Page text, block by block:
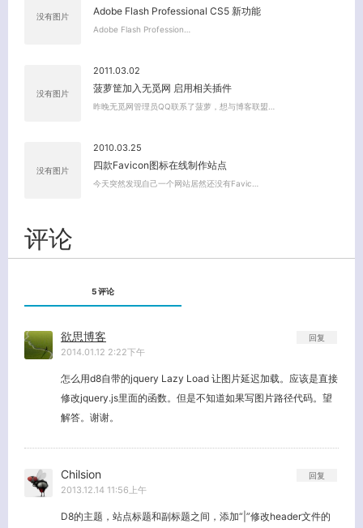
没有图片 Adobe Flash Professional CS5 新功能
Adobe Flash Profession…
没有图片
2011.03.02
菠萝筐加入无觅网 启用相关插件
昨晚无觅网管理员QQ联系了菠萝，想与博客联盟…
没有图片
2010.03.25
四款Favicon图标在线制作站点
今天突然发现自己一个网站居然还没有Favic…
评论
5 评论
欲思博客
2014.01.12 2:22下午
怎么用d8自带的jquery Lazy Load 让图片延迟加载。应该是直接
修改jquery.js里面的函数。但是不知道如果写图片路径代码。望
解答。谢谢。
回复
Chilsion
2013.12.14 11:56上午
D8的主题，站点标题和副标题之间，添加“|”修改header文件的
回复